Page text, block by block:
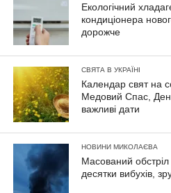
Екологічний
кондиціонера
дорожче
СВЯТА В УКРАЇНІ
Календар свят на
Медовий Спас,
важливі дати
НОВИНИ МИКОЛАЄВА
Масований
десятки вибухів,